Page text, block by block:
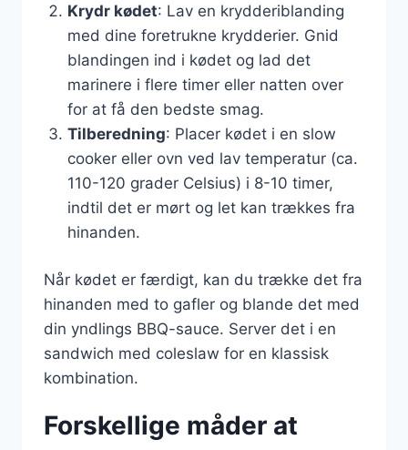
Krydr kødet: Lav en krydderiblanding
med dine foretrukne krydderier. Gnid
blandingen ind i kødet og lad det
marinere i flere timer eller natten over
for at få den bedste smag.
Tilberedning: Placer kødet i en slow
cooker eller ovn ved lav temperatur (ca.
110-120 grader Celsius) i 8-10 timer,
indtil det er mørt og let kan trækkes fra
hinanden.
Når kødet er færdigt, kan du trække det fra
hinanden med to gafler og blande det med
din yndlings BBQ-sauce. Server det i en
sandwich med coleslaw for en klassisk
kombination.
Forskellige måder at